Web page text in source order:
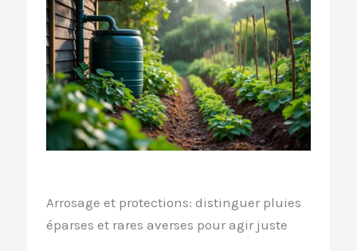
Arrosage et protections: distinguer pluies
éparses et rares averses pour agir juste